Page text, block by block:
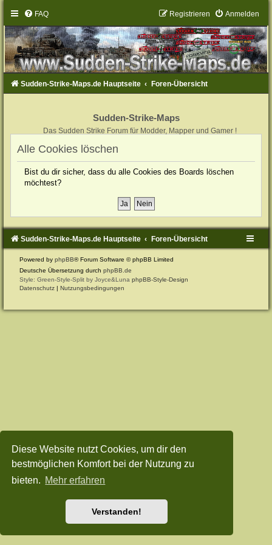
Diese Website nutzt Cookies, um dir den
bestmöglichen Komfort bei der Nutzung zu
bieten. Mehr erfahren
Verstanden!
FAQ Anmelden
Registrieren
Sudden-Strike-Maps.de Hauptseite Foren-Übersicht
Sudden-Strike-Maps
Das Sudden Strike Forum für Modder, Mapper und Gamer !
Alle Cookies löschen
Bist du dir sicher, dass du alle Cookies des Boards löschen
möchtest?
Sudden-Strike-Maps.de Hauptseite Foren-Übersicht
Powered byphpBB® Forum Software © phpBB Limited
Deutsche Übersetzung durchphpBB.de
Style: Green-Style-Split by Joyce&LunaphpBB-Style-Design
Datenschutz |Nutzungsbedingungen